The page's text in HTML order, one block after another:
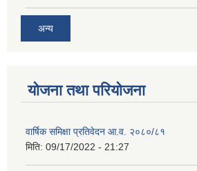
अन्य
योजना तथा परियोजना
वार्षिक समिक्षा प्रतिवेदन आ.व. २०८०/८१
मिति: 09/17/2022 - 21:27